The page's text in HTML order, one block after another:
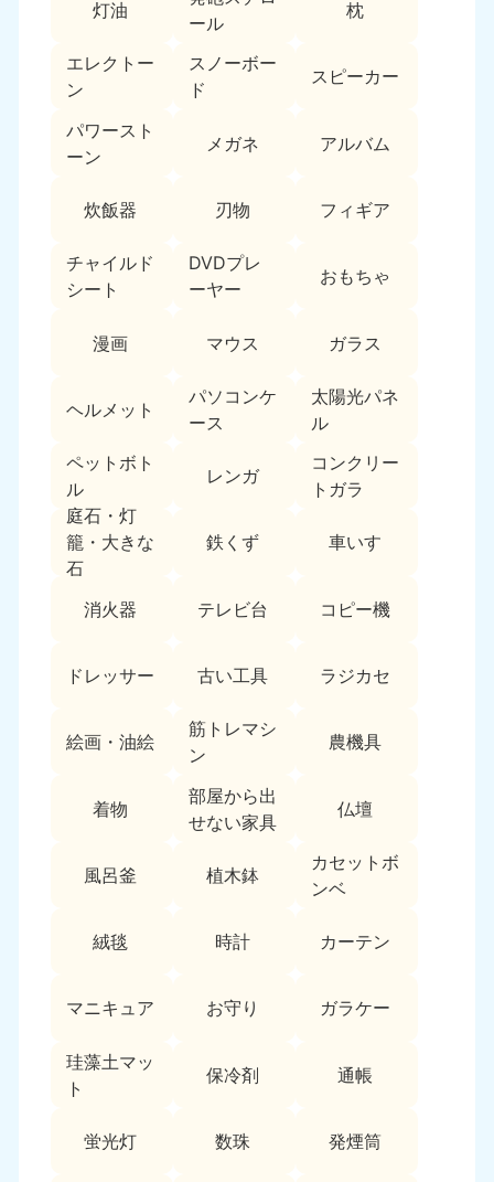
灯油
ール
枕
エレクトー
ン
スノーボー
ド
スピーカー
パワースト
ーン
メガネ アルバム
炊飯器 刃物 フィギア
チャイルド
シート
DVDプレ
ーヤー
おもちゃ
漫画 マウス ガラス
ヘルメット
パソコンケ
ース
太陽光パネ
ル
ペットボト
ル
レンガ
コンクリー
トガラ
庭石・灯
籠・大きな
石
鉄くず 車いす
消火器 テレビ台 コピー機
ドレッサー 古い工具 ラジカセ
絵画・油絵
筋トレマシ
ン
農機具
着物
部屋から出
せない家具
仏壇
風呂釜 植木鉢
カセットボ
ンベ
絨毯 時計 カーテン
マニキュア お守り ガラケー
珪藻土マッ
ト
保冷剤 通帳
蛍光灯 数珠 発煙筒
大阪府
9:00〜19:00 年中無休
兵庫県
9:00〜19:00 年中無休
奈良県
050-1881-5249
9:00〜19:00 年中無休
050-1881-5254
滋賀県
9:00〜19:00 年中無休
京都府
9:00〜19:00 年中無休
050-1881-5248
中国
岡山県
050-1881-5146
9:00〜19:00 年中無休
050-1880-9900
9:00〜19:00 年中無休
広島県
050-1881-5144
9:00〜19:00 年中無休
鳥取県
050-1881-5145
9:00〜19:00 年中無休
四国
050-1880-9899
9:00〜19:00 年中無休
050-1880-9898
9:00〜19:00 年中無休
愛媛県
9:00〜19:00 年中無休
高知県
050-1880-9897
福岡県
9:00〜19:00 年中無休
佐賀県
9:00〜19:00 年中無休
050-1880-9891 050-1880-9889